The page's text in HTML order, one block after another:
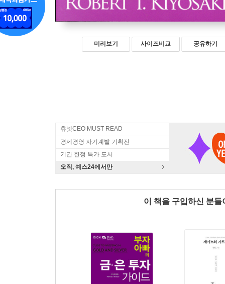
미리보기 사이즈비교 공유하기
휴넷CEO MUST READ
경제경영 자기계발 기획전
기간 한정 특가 도서
오직, 예스24에서만
이 책을 구입하신 분